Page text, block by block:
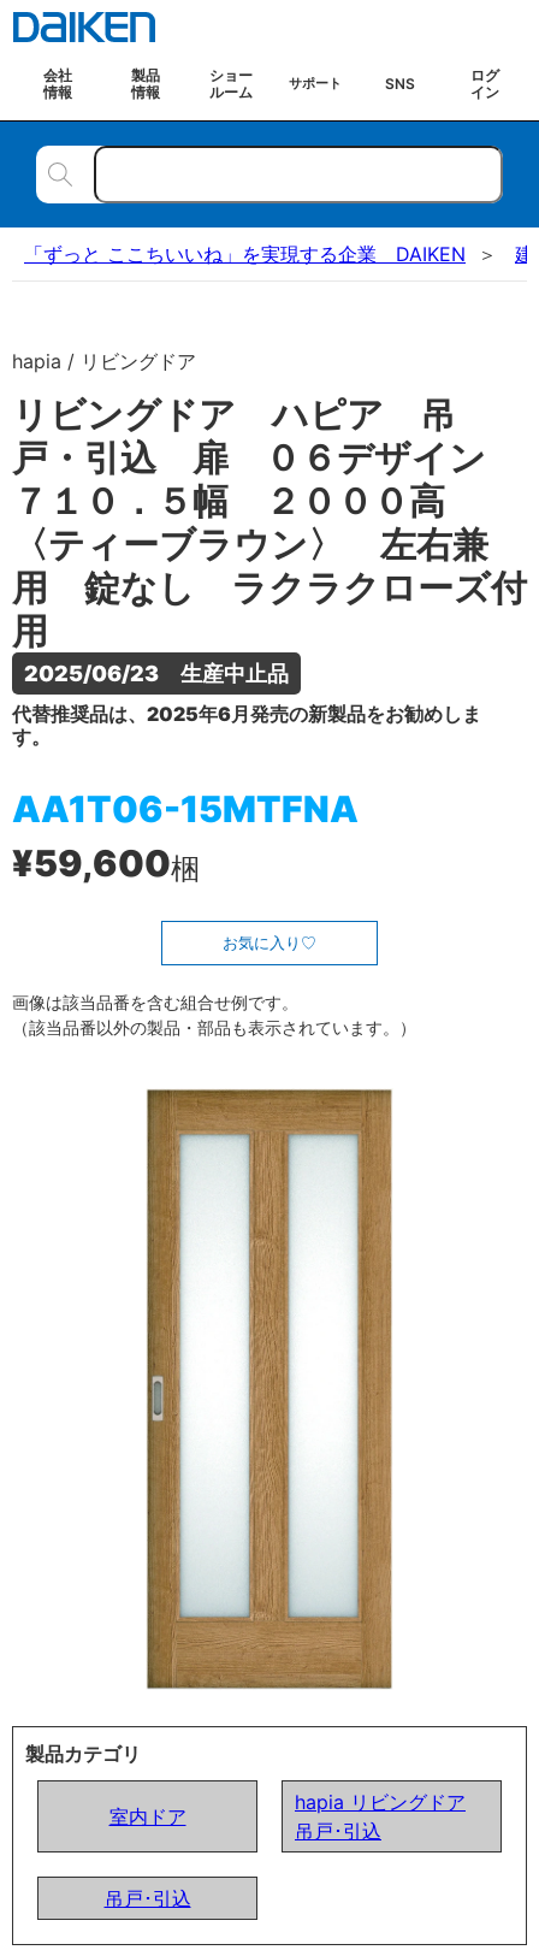
会社
情報
製品
情報
ショー
ルーム
サポート SNS
ログ
イン
「ずっと ここちいいね」を実現する企業 DAIKEN 建
hapia / リビングドア
リビングドア ハピア 吊
戸・引込 扉 ０６デザイン
７１０．５幅 ２０００高
〈ティーブラウン〉 左右兼
用 錠なし ラクラクローズ付
用
2025/06/23　生産中止品
代替推奨品は、2025年6月発売の新製品をお勧めしま
す。
AA1T06-15MTFNA
¥59,600梱
お気に入り
画像は該当品番を含む組合せ例です。
（該当品番以外の製品・部品も表示されています。）
製品カテゴリ
室内ドア
hapia リビングドア
吊戸･引込
吊戸･引込